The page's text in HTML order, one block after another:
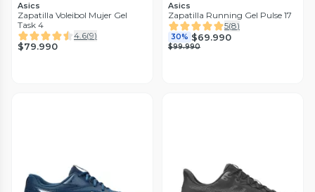
Asics
Zapatilla Voleibol Mujer Gel
Task 4
4.6(9)
$79.990
Asics
Zapatilla Running Gel Pulse 17
5(8)
30% $69.990
$99.990